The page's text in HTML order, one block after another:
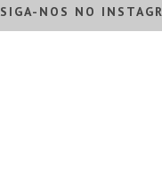
SIGA-NOS NO